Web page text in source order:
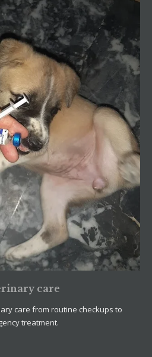
care
care from routine checkups to
treatment.